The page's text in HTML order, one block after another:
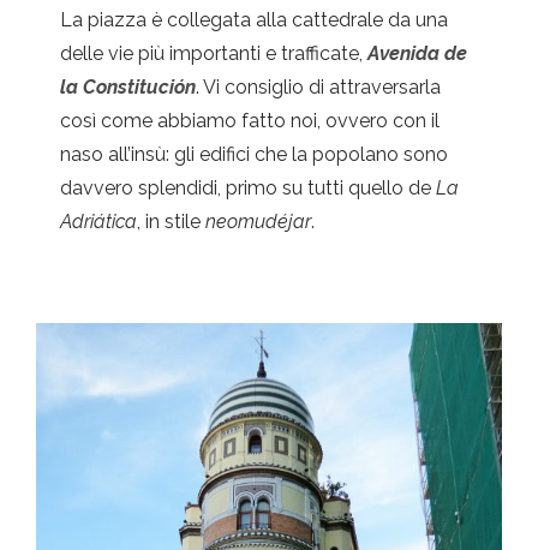
La piazza è collegata alla cattedrale da una
delle vie più importanti e trafficate,Avenida de
la Constitución. Vi consiglio di attraversarla
così come abbiamo fatto noi, ovvero con il
naso all’insù: gli edifici che la popolano sono
davvero splendidi, primo su tutti quello de La
Adriática, in stile neomudéjar.